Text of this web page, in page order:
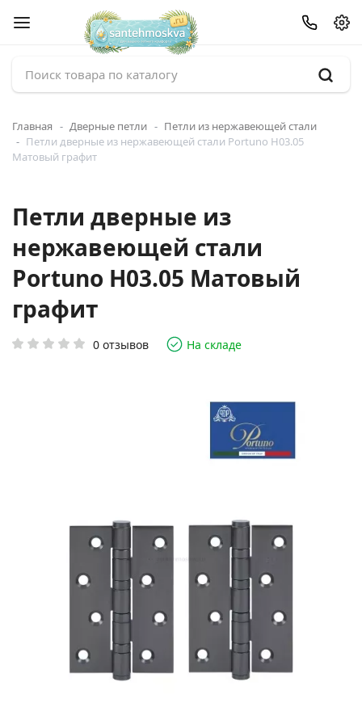
Главная Дверные петли
Петли из нержавеющей стали
Петли дверные из нержавеющей стали Portuno H03.05
Матовый графит
Петли дверные из
нержавеющей стали
Portuno H03.05 Матовый
графит
0 отзывов На складе